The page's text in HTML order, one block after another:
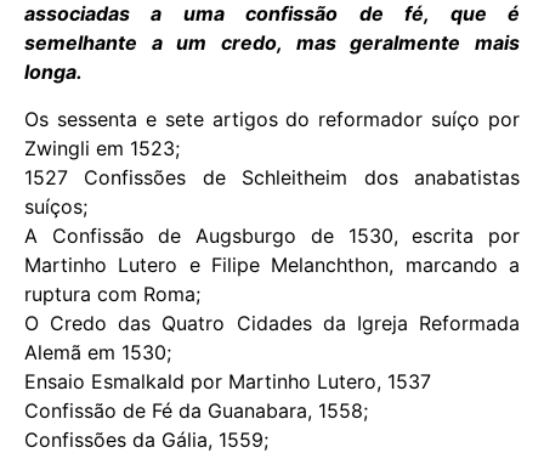
associadas a uma confissão de fé, que é
semelhante a um credo, mas geralmente mais
longa.
Os sessenta e sete artigos do reformador suíço por
Zwingli em 1523;
1527 Confissões de Schleitheim dos anabatistas
suíços;
A Confissão de Augsburgo de 1530, escrita por
Martinho Lutero e Filipe Melanchthon, marcando a
ruptura com Roma;
O Credo das Quatro Cidades da Igreja Reformada
Alemã em 1530;
Ensaio Esmalkald por Martinho Lutero, 1537
Confissão de Fé da Guanabara, 1558;
Confissões da Gália, 1559;